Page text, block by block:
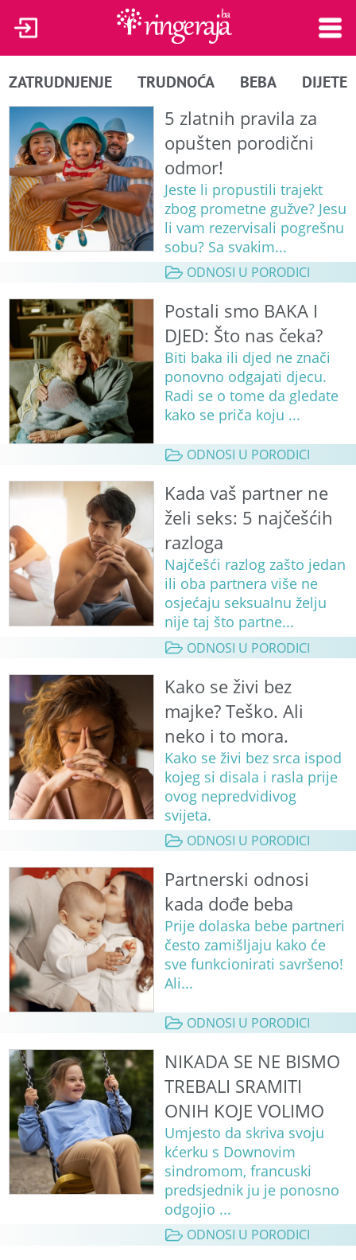
ZATRUDNJENJE TRUDNOĆA BEBA DIJETE
5 zlatnih pravila za
opušten porodični
odmor!
Jeste li propustili trajekt
zbog prometne gužve? Jesu
li vam rezervisali pogrešnu
sobu? Sa svakim...
ODNOSI U PORODICI
Postali smo BAKA I
DJED: Što nas čeka?
Biti baka ili djed ne znači
ponovno odgajati djecu.
Radi se o tome da gledate
kako se priča koju ...
ODNOSI U PORODICI
Kada vaš partner ne
želi seks: 5 najčešćih
razloga
Najčešći razlog zašto jedan
ili oba partnera više ne
osjećaju seksualnu želju
nije taj što partne...
ODNOSI U PORODICI
Kako se živi bez
majke? Teško. Ali
neko i to mora.
Kako se živi bez srca ispod
kojeg si disala i rasla prije
ovog nepredvidivog
svijeta.
ODNOSI U PORODICI
Partnerski odnosi
kada dođe beba
Prije dolaska bebe partneri
često zamišljaju kako će
sve funkcionirati savršeno!
Ali...
ODNOSI U PORODICI
NIKADA SE NE BISMO
TREBALI SRAMITI
ONIH KOJE VOLIMO
Umjesto da skriva svoju
kćerku s Downovim
sindromom, francuski
predsjednik ju je ponosno
odgojio ...
ODNOSI U PORODICI